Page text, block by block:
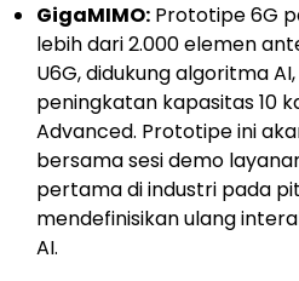
GigaMIMO: Prototipe 6G
lebih dari 2.000 elemen
U6G, didukung algoritma
peningkatan kapasitas 10
Advanced. Prototipe ini
bersama sesi demo
pertama di industri pada
mendefinisikan ulang
AI.